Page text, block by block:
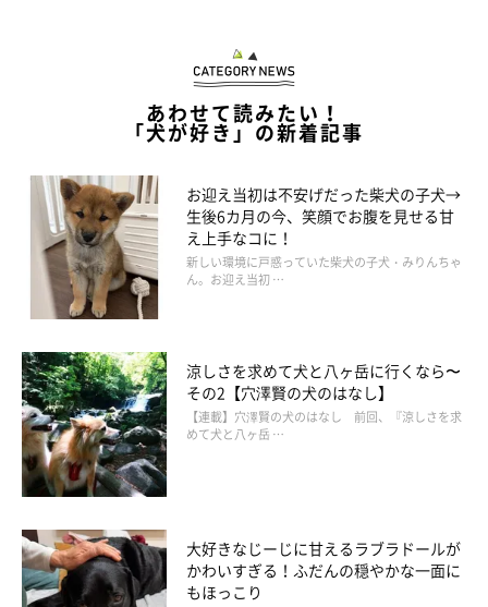
日々成長するルナちゃんへの思い
あわせて読みたい！
「犬が好き」の新着記事
お迎え当初は不安げだった柴犬の子犬→
生後6カ月の今、笑顔でお腹を見せる甘
え上手なコに！
新しい環境に戸惑っていた柴犬の子犬・みりんちゃ
ん。お迎え当初 …
涼しさを求めて犬と八ヶ岳に行くなら〜
その2【穴澤賢の犬のはなし】
【連載】穴澤賢の犬のはなし 前回、『涼しさを求
めて犬と八ヶ岳 …
大好きなじーじに甘えるラブラドールが
かわいすぎる！ふだんの穏やかな一面に
もほっこり